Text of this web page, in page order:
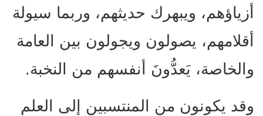
أزياؤهم، ويبهرك حديثهم، وربما سيولة
أقلامهم، يصولون ويجولون بين العامة
والخاصة، يَعدُّونَ أنفسهم من النخبة.
وقد يكونون من المنتسبين إلى العلم